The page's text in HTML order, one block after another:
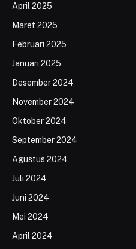
April 2025
Maret 2025
Februari 2025
Januari 2025
Desember 2024
November 2024
Oktober 2024
September 2024
Agustus 2024
Juli 2024
Juni 2024
Mei 2024
April 2024